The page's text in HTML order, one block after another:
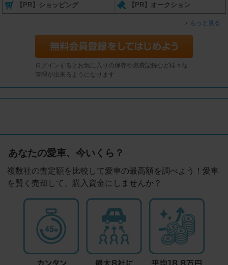
【PR】ショッピング 【PR】オークション
もっと見る
ログインするとお気に入りの保存や燃費記録など様々な
管理が出来るようになります
あなたの愛車、今いくら？
複数社の査定額を比較して愛車の最高額を調べよう！愛車
を賢く売却して、購入資金にしませんか？